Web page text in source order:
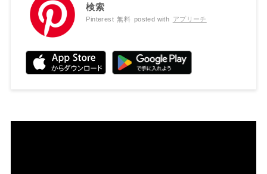
検索
Pinterest 無料 posted with アプリーチ